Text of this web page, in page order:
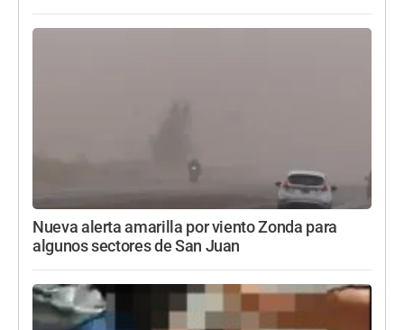
Nueva alerta amarilla por viento Zonda para
algunos sectores de San Juan